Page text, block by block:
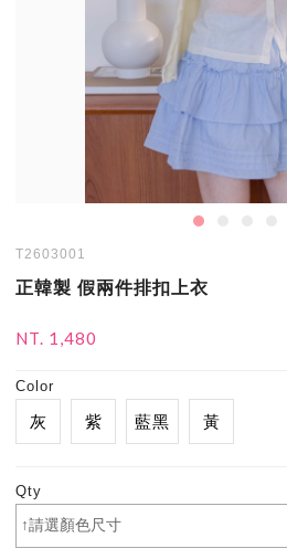
T2603001
正韓製 假兩件排扣上衣
NT. 1,480
Color
灰 紫 藍黑 黃
Qty